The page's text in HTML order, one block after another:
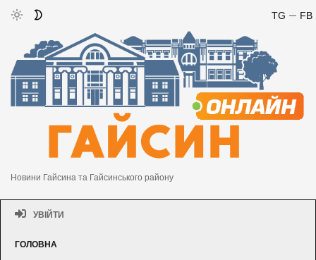
FB
TG
Новини Гайсина та Гайсинського району
УВІЙТИ
ГОЛОВНА